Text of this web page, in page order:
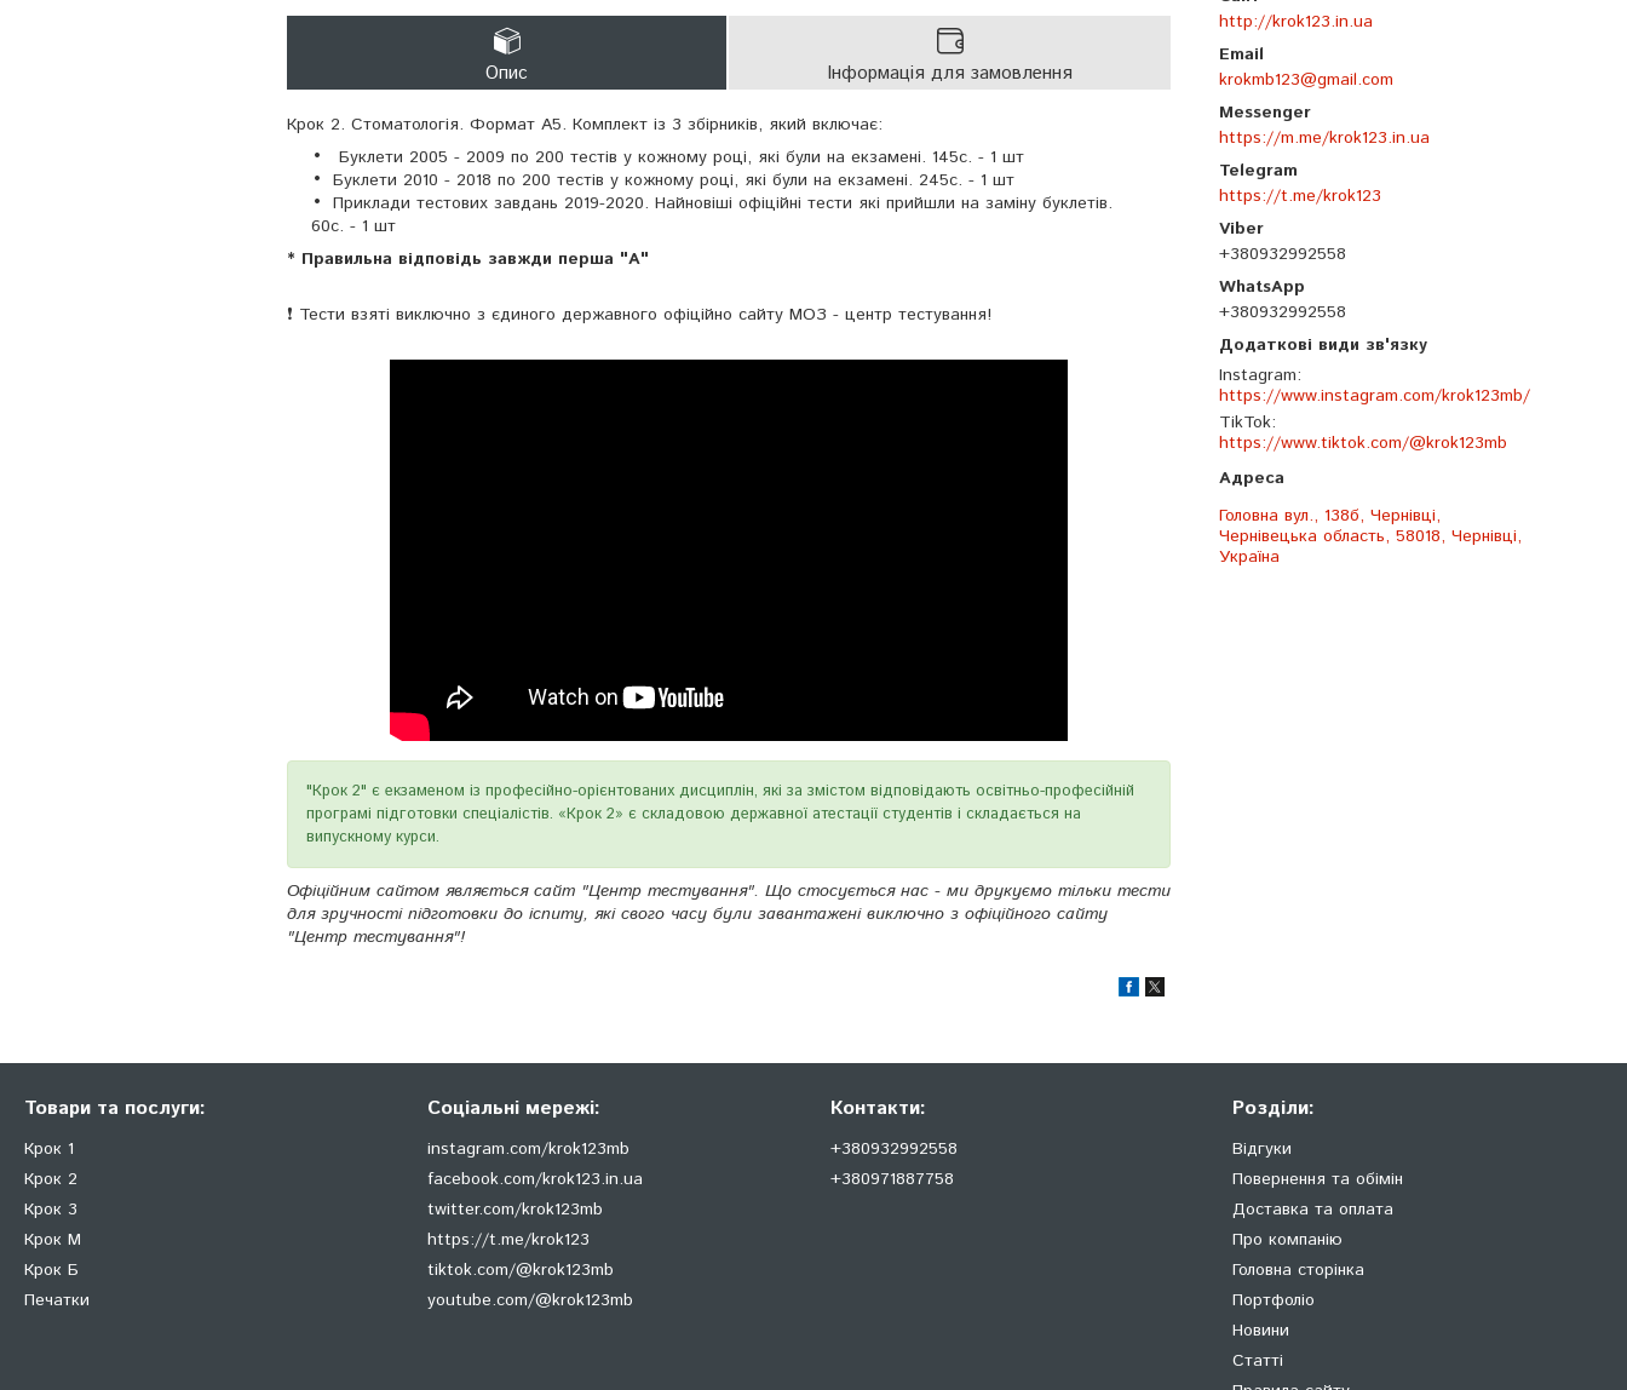
http://krok123.in.ua
krokmb123@gmail.com
https://m.me/krok123.in.ua
https://t.me/krok123
+380932992558
+380932992558
Instagram
https://www.instagram.com/krok123mb/
TikTok
https://www.tiktok.com/@krok123mb
Головна вул., 138б, Чернівці,
Чернівецька область, 58018, Чернівці,
Україна
Опис Інформація для замовлення
Крок 2. Стоматологія. Формат А5. Комплект із 3 збірників, який включає:
Буклети 2005 - 2009 по 200 тестів у кожному році, які були на екзамені. 145с. - 1 шт
Буклети 2010 - 2018 по 200 тестів у кожному році, які були на екзамені. 245с. - 1 шт
Приклади тестових завдань 2019-2020. Найновіші офіційні тести які прийшли на заміну буклетів.
60с. - 1 шт
* Правильна відповідь завжди перша "А"
❗️ Тести взяті виключно з єдиного державного офіційно сайту МОЗ - центр тестування!
"Крок 2" є екзаменом із професійно-орієнтованих дисциплін, які за змістом відповідають освітньо-професійній
програмі підготовки спеціалістів. «Крок 2» є складовою державної атестації студентів і складається на
випускному курси.
Офіційним сайтом являється сайт "Центр тестування". Що стосується нас - ми друкуємо тільки тести
для зручності підготовки до іспиту, які свого часу були завантажені виключно з офіційного сайту
"Центр тестування"!
Товари та послуги:
Крок 1
Крок 2
Крок 3
Крок М
Крок Б
Печатки
Соціальні мережі:
instagram.com/krok123mb
facebook.com/krok123.in.ua
twitter.com/krok123mb
https://t.me/krok123
tiktok.com/@krok123mb
youtube.com/@krok123mb
Контакти:
+380932992558
+380971887758
Розділи:
Відгуки
Повернення та обімін
Доставка та оплата
Про компанію
Головна сторінка
Портфоліо
Новини
Статті